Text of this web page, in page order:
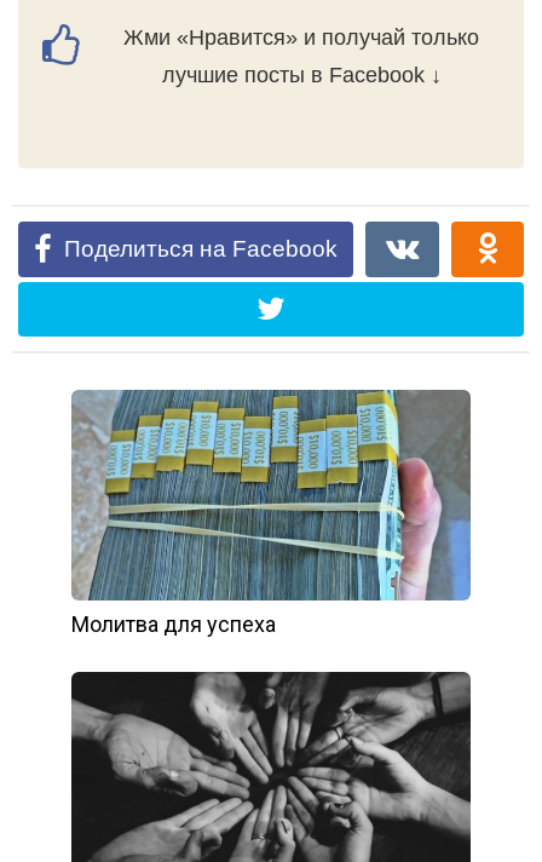
Жми «Нравится» и получай только
лучшие посты в Facebook ↓
Поделиться на Facebook
Молитва для успеха